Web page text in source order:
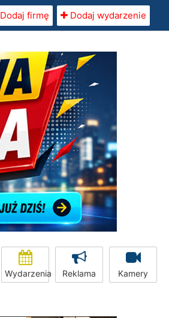
Dodaj firmę Dodaj wydarzenie
Wydarzenia Reklama Kamery